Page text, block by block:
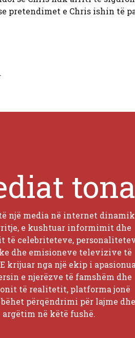
pretendimet e Chris ishin të
tona
një media në internet
e kushtuar informimit dhe
të celebriteteve,
dhe emisioneve televizive të
krijuar nga një ekip i
e njerëzve të famshëm dhe
të realitetit, platforma jonë
përqëndrimi për lajme dhe
argëtim në këtë fushë.